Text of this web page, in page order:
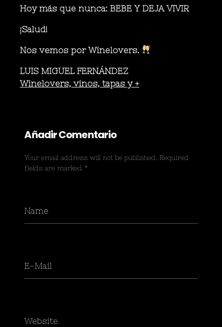
Hoy más que nunca: BEBE Y DEJA VIVIR
¡Salud!
Nos vemos por Winelovers.
LUIS MIGUEL FERNÁNDEZ
Winelovers, vinos, tapas y +
Your email address will not be published. Required
fields are marked *
Name
E-Mail
Website